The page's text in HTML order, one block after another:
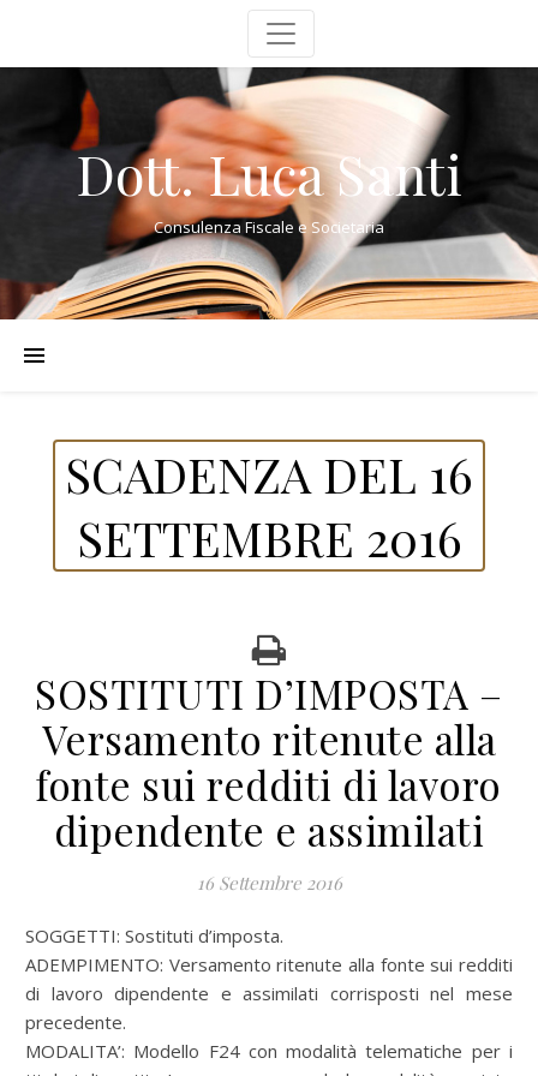
Dott. Luca Santi
Consulenza Fiscale e Societaria
SCADENZA DEL 16
SETTEMBRE 2016
SOSTITUTI D’IMPOSTA –
Versamento ritenute alla
fonte sui redditi di lavoro
dipendente e assimilati
16 Settembre 2016
SOGGETTI: Sostituti d’imposta.
ADEMPIMENTO: Versamento ritenute alla fonte sui redditi
di lavoro dipendente e assimilati corrisposti nel mese
precedente.
MODALITA’: Modello F24 con modalità telematiche per i